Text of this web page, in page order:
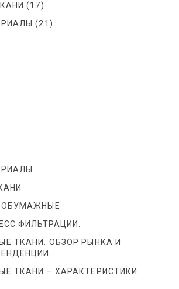
(17)
(21)
ФИЛЬТРАЦИИ.
ТКАНИ. ОБЗОР РЫНКА И
ТКАНИ – ХАРАКТЕРИСТИКИ